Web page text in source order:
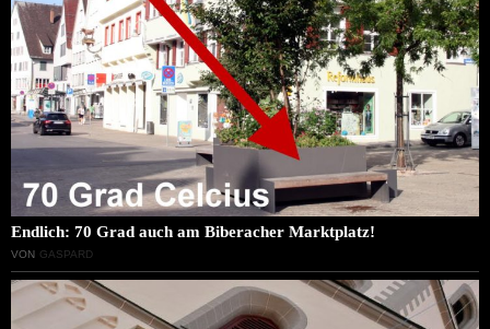
Endlich: 70 Grad auch am Biberacher Marktplatz!
VON GASPARD